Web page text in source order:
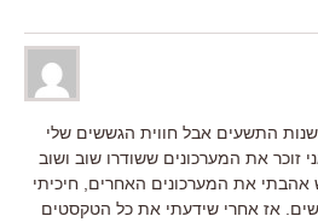
התשעים אבל חווית הגששים שלי
זוכר את המערכונים ששודרו שוב ושוב
את המערכונים האחרים, חיכיתי
אז אחרי שידעתי את כל הטקסטים